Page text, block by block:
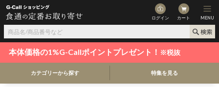
ログイン カート MENU
本体価格の1%G-Callポイントプレゼント！ ※税抜
カテゴリーから探す 特集を見る